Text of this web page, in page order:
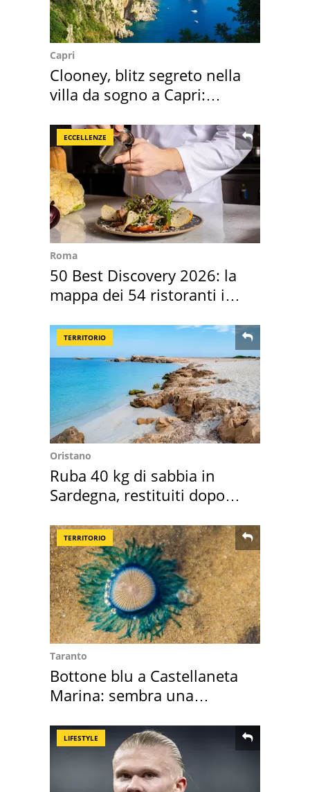
Capri
Clooney, blitz segreto nella
villa da sogno a Capri:
ECCELLENZE
Roma
50 Best Discovery 2026: la
mappa dei 54 ristoranti in
TERRITORIO
Oristano
Ruba 40 kg di sabbia in
Sardegna, restituiti dopo
TERRITORIO
Taranto
Bottone blu a Castellaneta
Marina: sembra una
LIFESTYLE